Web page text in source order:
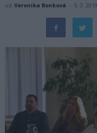
od Veronika Bonková - 5. 3. 2019